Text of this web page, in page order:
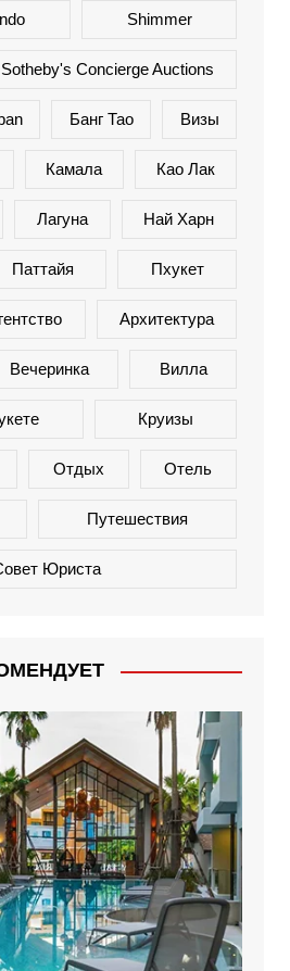
Shimmer
Sotheby's Concierge Auctions
Банг Тао Визы
Камала Као Лак
Лагуна Най Харн
Паттайя Пхукет
Архитектура
Вечеринка Вилла
Круизы
Отдых Отель
Путешествия
Юриста